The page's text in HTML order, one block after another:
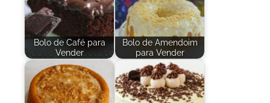
Bolo de Café para
Vender
Bolo de Amendoim
para Vender